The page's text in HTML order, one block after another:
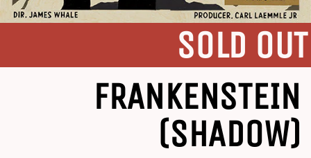
SOLD OUT
FRANKENSTEIN
(SHADOW)